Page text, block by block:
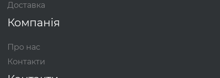
Доставка
Компанія
Про нас
Контакти